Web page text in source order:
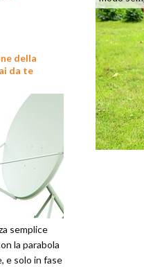
della
da te
semplice
la parabola
e solo in fase